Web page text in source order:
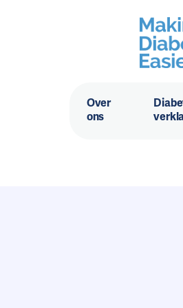
Over
ons